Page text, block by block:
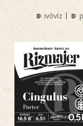
ivóvíz